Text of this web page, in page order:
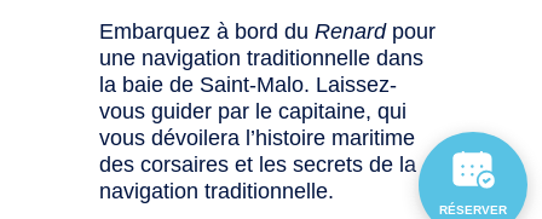
Embarquez à bord duRenardpour
une navigation traditionnelle dans
la baie de Saint-Malo. Laissez-
vous guider par le capitaine, qui
vous dévoilera l’histoire maritime
des corsaires et les secrets de la
navigation traditionnelle.
RÉSERVER